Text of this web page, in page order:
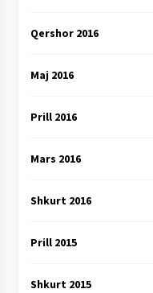
Qershor 2016
Maj 2016
Prill 2016
Mars 2016
Shkurt 2016
Prill 2015
Shkurt 2015